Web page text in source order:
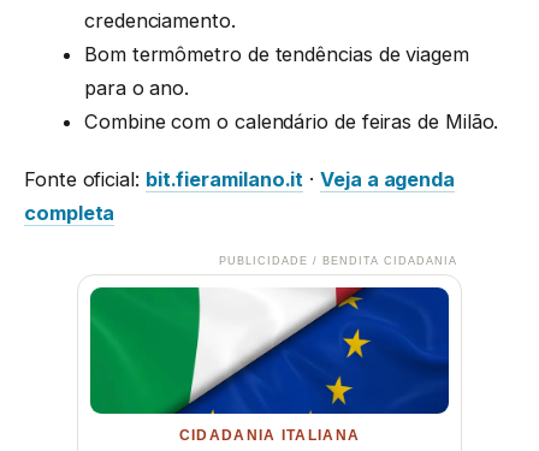
credenciamento.
Bom termômetro de tendências de viagem
para o ano.
Combine com o calendário de feiras de Milão.
Fonte oficial: bit.fieramilano.it ·Veja a agenda
completa
PUBLICIDADE / BENDITA CIDADANIA
CIDADANIA ITALIANA